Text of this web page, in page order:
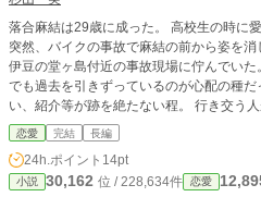
落合麻結は29歳に成った。 高校生の時に
突然、バイクの事故で麻結の前から姿を消
伊豆の堂ヶ島付近の事故現場に佇んでい
でも過去を引きずっているのが心配の種
い、紹介等が跡を絶たない程。 行き交う
を前にしても中々恋愛もしなければ、結婚
る恋愛を綴る物語の始まりです。 空蝉と
は、、、、
恋愛 完結 長編
24h.ポイント 14pt
小説 30,162 位 / 228,634件 恋愛